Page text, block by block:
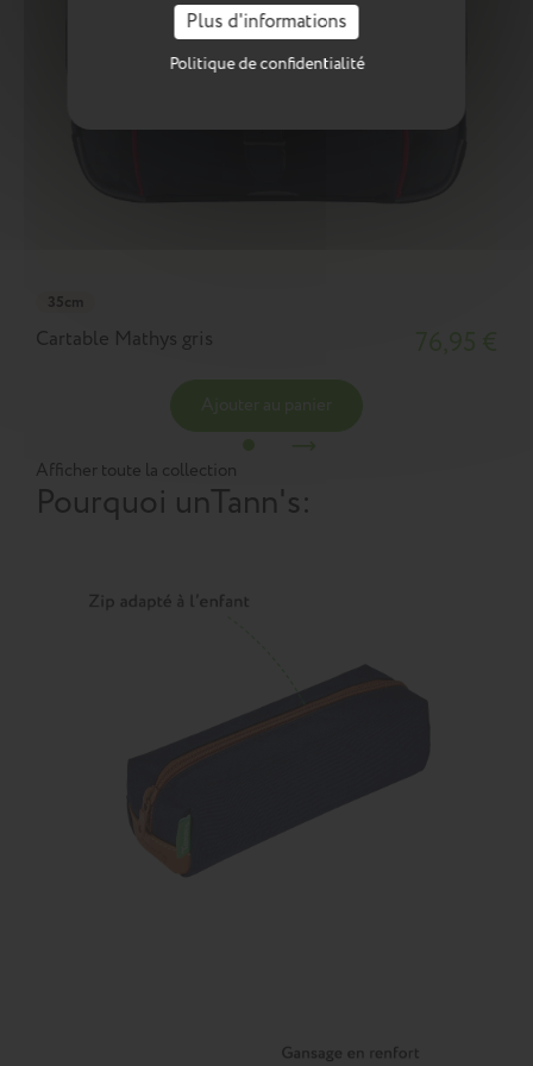
Plus d'informations
Politique de confidentialité
35cm
Cartable Mathys gris
Afficher toute la collection
Pourquoi unTann's: